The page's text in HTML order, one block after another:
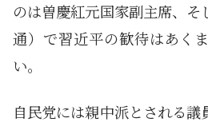
のは曽慶紅元国家副主席、
通）で習近平の歓待はあく
い。
自民党には親中派とされる